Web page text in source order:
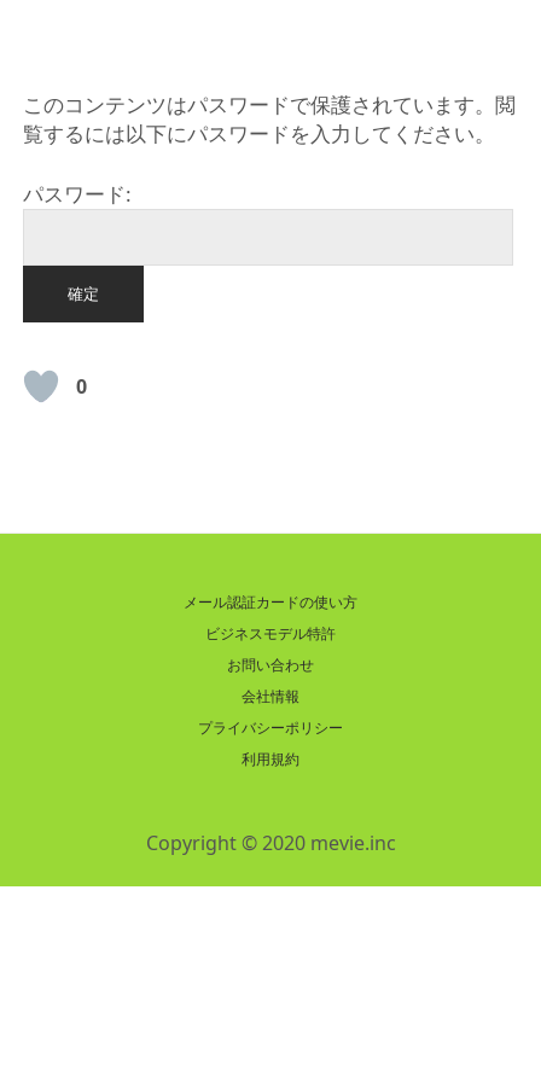
このコンテンツはパスワードで保護されています。閲
覧するには以下にパスワードを入力してください。
パスワード:
0
メール認証カードの使い方
ビジネスモデル特許
お問い合わせ
会社情報
プライバシーポリシー
利用規約
Copyright © 2020 mevie.inc